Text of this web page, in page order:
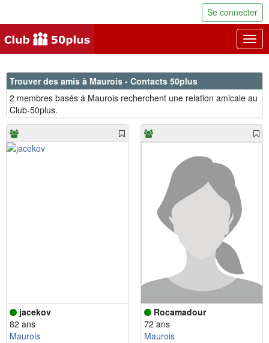
Se connecter
Trouver des amis à Maurois - Contacts 50plus
2 membres basés á Maurois recherchent une relation amicale au
Club-50plus.
jacekov
82 ans
Maurois
Rocamadour
72 ans
Maurois